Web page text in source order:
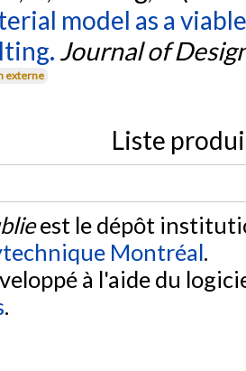
model as a
Journal of
externe
Liste
est le dépôt
Montréal.
à l'aide du
.